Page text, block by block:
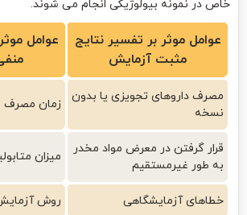
خاص در نمونه بیولوژیکی انجام می شوند.
عوامل موثر بر تفسیر نتایج
مثبت آزمایش
عوامل
مصرف داروهای تجویزی یا بدون
نسخه
زمان مصرف
قرار گرفتن در معرض مواد مخدر
به طور غیرمستقیم
میزان
خطاهای آزمایشگاهی روش